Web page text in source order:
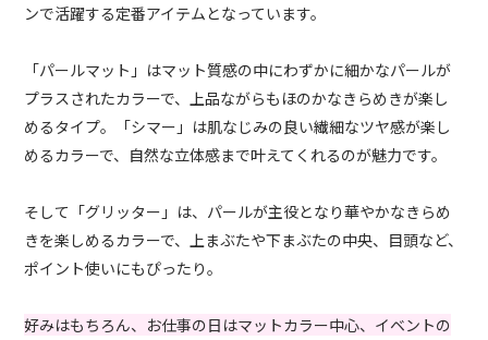
ンで活躍する定番アイテムとなっています。
「パールマット」はマット質感の中にわずかに細かなパールが
プラスされたカラーで、上品ながらもほのかなきらめきが楽し
めるタイプ。「シマー」は肌なじみの良い繊細なツヤ感が楽し
めるカラーで、自然な立体感まで叶えてくれるのが魅力です。
そして「グリッター」は、パールが主役となり華やかなきらめ
きを楽しめるカラーで、上まぶたや下まぶたの中央、目頭など、
ポイント使いにもぴったり。
好みはもちろん、お仕事の日はマットカラー中心、イベントの